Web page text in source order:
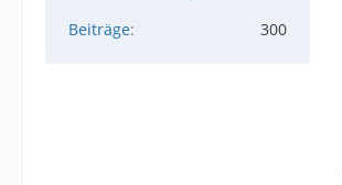
Beiträge 300